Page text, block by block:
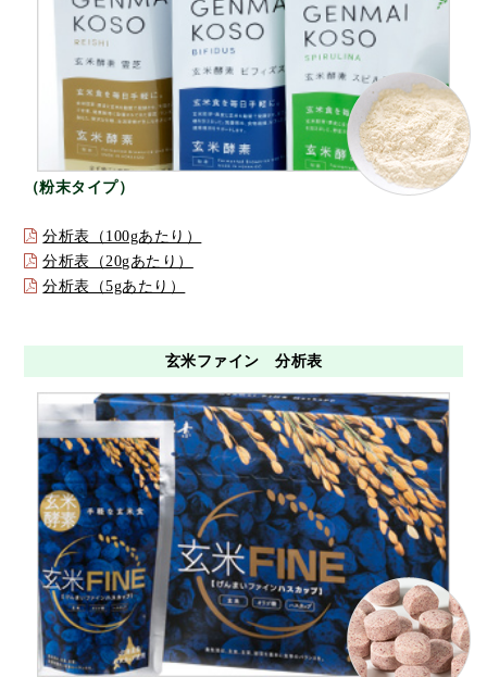
（粉末タイプ）
分析表（100gあたり）
分析表（20gあたり）
分析表（5gあたり）
玄米ファイン 分析表